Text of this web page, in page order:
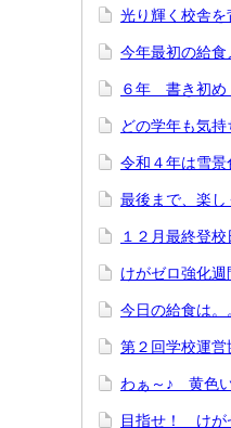
光り輝く校舎を
今年最初の給食
６年 書き初
どの学年も気
令和４年は雪景
最後まで、楽
１２月最終登
けがゼロ強化
今日の給食は
第２回学校運営
わぁ～♪ 黄色
目指せ！ け